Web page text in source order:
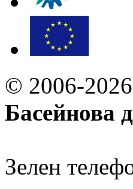
© 2006-2026
Басейнова
Зелен